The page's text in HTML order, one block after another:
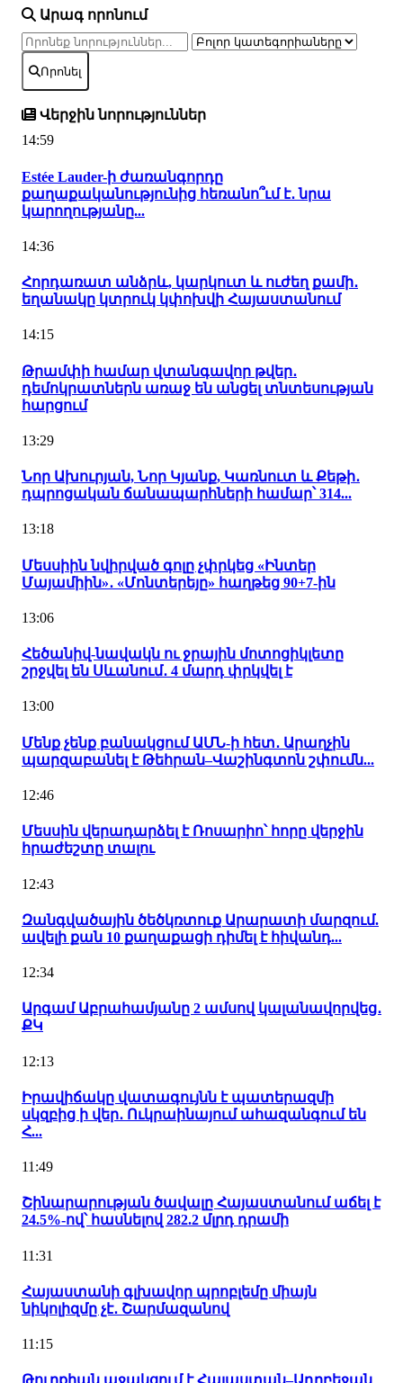
Արագ որոնում
Որոնել
Վերջին նորություններ
14:59
Estée Lauder-ի ժառանգորդը
քաղաքականությունից հեռանո՞ւմ է․ նրա
կարողությանը...
14:36
Հորդառատ անձրև, կարկուտ և ուժեղ քամի․
եղանակը կտրուկ կփոխվի Հայաստանում
14:15
Թրամփի համար վտանգավոր թվեր․
դեմոկրատներն առաջ են անցել տնտեսության
հարցում
13:29
Նոր Ախուրյան, Նոր Կյանք, Կառնուտ և Քեթի․
դպրոցական ճանապարհների համար՝ 314...
13:18
Մեսսիին նվիրված գոլը չփրկեց «Ինտեր
Մայամիին»․ «Մոնտերեյը» հաղթեց 90+7-ին
13:06
Հեծանիվ-նավակն ու ջրային մոտոցիկլետը
շրջվել են Սևանում․ 4 մարդ փրկվել է
13:00
Մենք չենք բանակցում ԱՄՆ-ի հետ․ Արաղչին
պարզաբանել է Թեհրան–Վաշինգտոն շփումն...
12:46
Մեսսին վերադարձել է Ռոսարիո՝ հորը վերջին
հրաժեշտը տալու
12:43
Զանգվածային ծեծկռտուք Արարատի մարզում.
ավելի քան 10 քաղաքացի դիմել է հիվանդ...
12:34
Արգամ Աբրահամյանը 2 ամսով կալանավորվեց․
ՔԿ
12:13
Իրավիճակը վատագույնն է պատերազմի
սկզբից ի վեր․ Ուկրաինայում ահազանգում են
Հ...
11:49
Շինարարության ծավալը Հայաստանում աճել է
24.5%-ով՝ հասնելով 282.2 մլրդ դրամի
11:31
Հայաստանի գլխավոր պրոբլեմը միայն
նիկոլիզմը չէ․ Շարմազանով
11:15